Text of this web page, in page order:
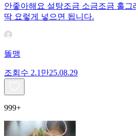
안좋아해요 설탕조금 소금조금 홀
딱 요렇게 넣으면 됩니다.
똘맹
조회수 2.1만25.08.29
999+